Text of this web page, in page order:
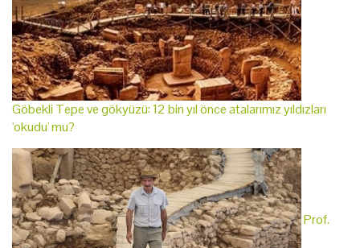
Göbekli Tepe ve gökyüzü: 12 bin yıl önce atalarımız yıldızları
'okudu' mu?
Prof.